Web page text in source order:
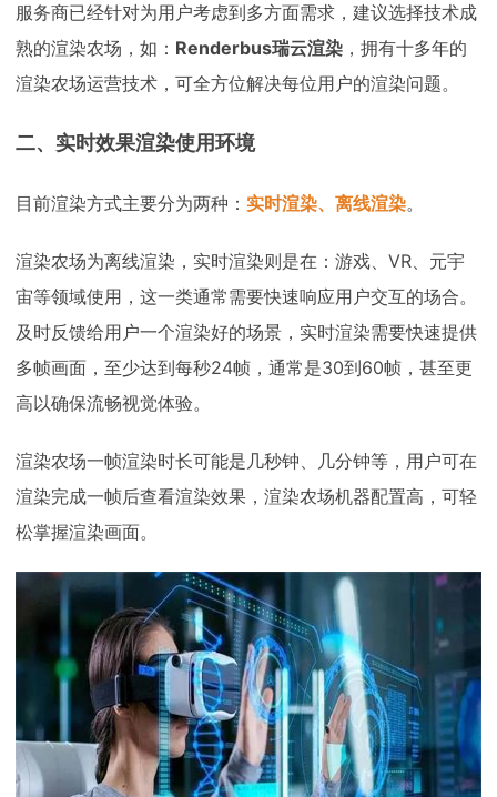
服务商已经针对为用户考虑到多方面需求，建议选择技术成
熟的渲染农场，如： Renderbus瑞云渲染 ，拥有十多年的
渲染农场运营技术，可全方位解决每位用户的渲染问题。
二、实时效果渲染使用环境
目前渲染方式主要分为两种： 实时渲染、离线渲染。
渲染农场为离线渲染，实时渲染则是在：游戏、VR、元宇
宙等领域使用，这一类通常需要快速响应用户交互的场合。
及时反馈给用户一个渲染好的场景，实时渲染需要快速提供
多帧画面，至少达到每秒24帧，通常是30到60帧，甚至更
高以确保流畅视觉体验。
渲染农场一帧渲染时长可能是几秒钟、几分钟等，用户可在
渲染完成一帧后查看渲染效果，渲染农场机器配置高，可轻
松掌握渲染画面。